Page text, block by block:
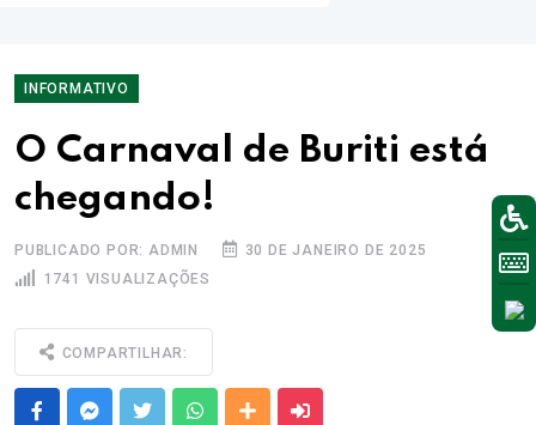
INFORMATIVO
O Carnaval de Buriti está
chegando!
PUBLICADO POR: ADMIN
30 DE JANEIRO DE 2025
1741 VISUALIZAÇÕES
COMPARTILHAR:
FacebookMessenger
Twitter WhatsappOutras Mídias